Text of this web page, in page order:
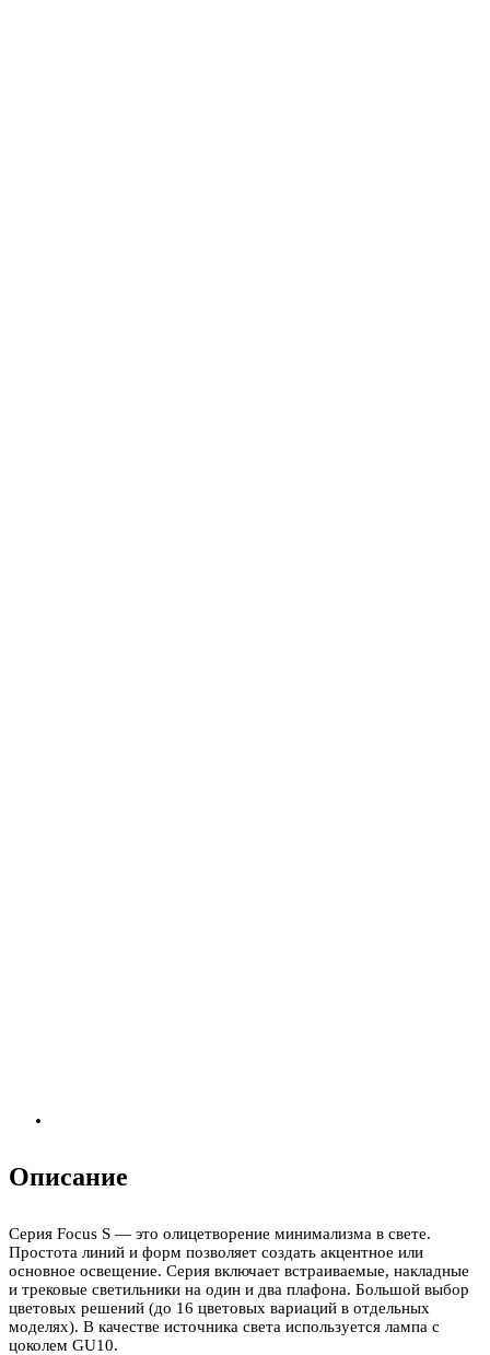
Описание
Серия Focus S — это олицетворение минимализма в свете.
Простота линий и форм позволяет создать акцентное или
основное освещение. Серия включает встраиваемые, накладные
и трековые светильники на один и два плафона. Большой выбор
цветовых решений (до 16 цветовых вариаций в отдельных
моделях). В качестве источника света используется лампа с
цоколем GU10.